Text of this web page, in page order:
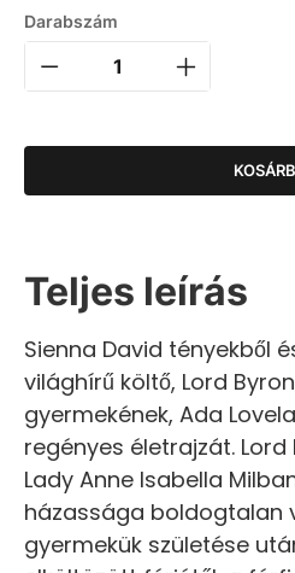
Darabszám
Teljes leírás
Sienna David tényekből
világhírű költő, Lord
gyermekének, Ada
regényes életrajzát.
Lady Anne Isabella
házassága boldogtalan
gyermekük születése